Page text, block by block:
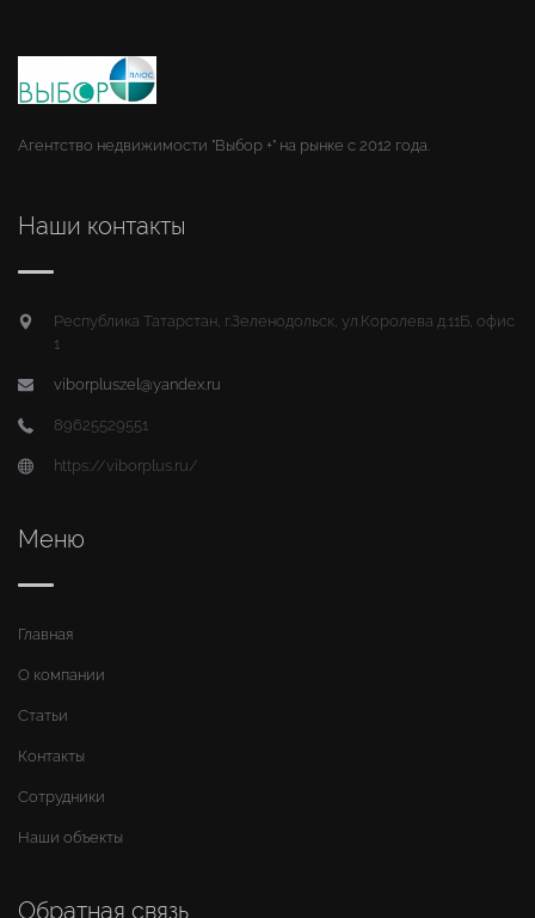
Агентство недвижимости "Выбор +" на рынке с 2012 года.
Наши контакты
Республика Татарстан, г.Зеленодольск, ул.Королева д.11Б, офис
1
viborpluszel@yandex.ru
89625529551
https://viborplus.ru/
Меню
Главная
О компании
Статьи
Контакты
Сотрудники
Наши объекты
Обратная связь